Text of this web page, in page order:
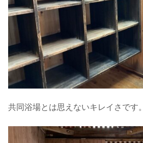
共同浴場とは思えないキレイさです。